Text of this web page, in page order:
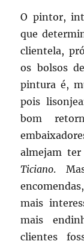
O pintor,
que
clientela,
os bolsos
pintura é,
pois
bom
almejam
Ticiano.
mais
mais
clientes